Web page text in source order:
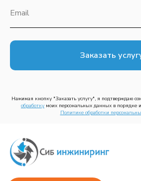
Email
Заказать
Нажимая кнопку "Заказать услугу", я подтверждаю
обработку моих персональных данных в порядке
Политике обработки
© ООО «СИБ ИНЖИНИРИНГ», 2025
КОНТАКТЫ
г. Красноярск, ул. 60 лет октября, 172
ИНН /КПП 2465133134 /246501001
+7 (391) 258-55-33